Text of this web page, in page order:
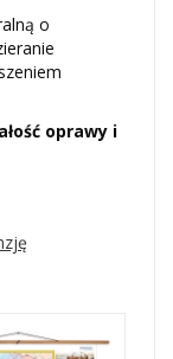
o
oprawy i